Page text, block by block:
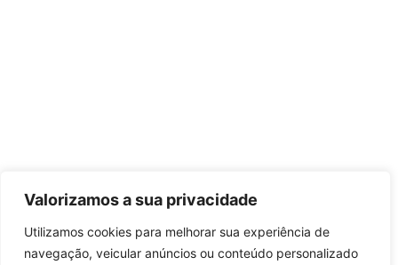
Valorizamos a sua privacidade
Utilizamos cookies para melhorar sua experiência de
navegação, veicular anúncios ou conteúdo personalizado